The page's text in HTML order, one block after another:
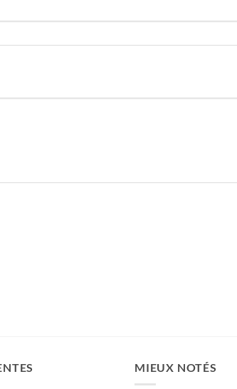
MIEUX NOTÉS